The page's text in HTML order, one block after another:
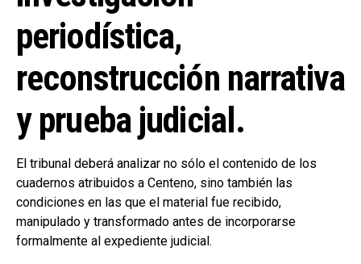
periodística,
reconstrucción narrativa
y prueba judicial.
El tribunal deberá analizar no sólo el contenido de los
cuadernos atribuidos a Centeno, sino también las
condiciones en las que el material fue recibido,
manipulado y transformado antes de incorporarse
formalmente al expediente judicial.